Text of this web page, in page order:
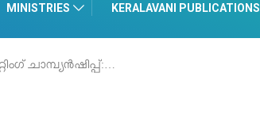
MINISTRIES KERALAVANI PUBLICATIONS
ചാമ്പ്യന്‍ഷിപ്പ്:…